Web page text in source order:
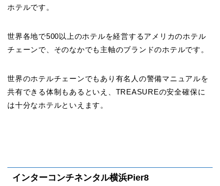
ホテルです。
世界各地で500以上のホテルを経営するアメリカのホテル
チェーンで、そのなかでも主軸のブランドのホテルです。
世界のホテルチェーンでもあり有名人の警備マニュアルを
共有できる体制もあるといえ、TREASUREの安全確保に
は十分なホテルといえます。
インターコンチネンタル横浜Pier8